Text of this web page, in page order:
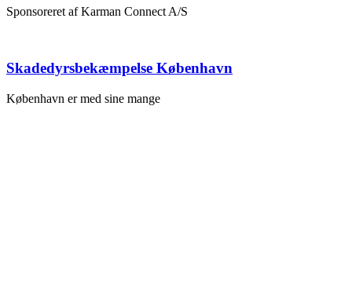
Sponsoreret af Karman Connect A/S
Skadedyrsbekæmpelse København
København er med sine mange